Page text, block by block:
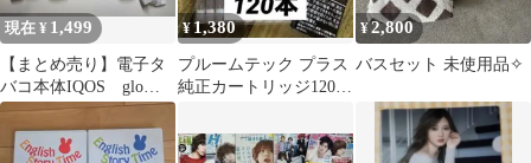
現在 ¥ 1,499
【まとめ売り】電子タ
バコ本体IQOS glo
Ploom with iBuddy
¥1,380
プルームテック プラス
純正カートリッジ120本
with2
¥2,800
バスセット 未使用品✧